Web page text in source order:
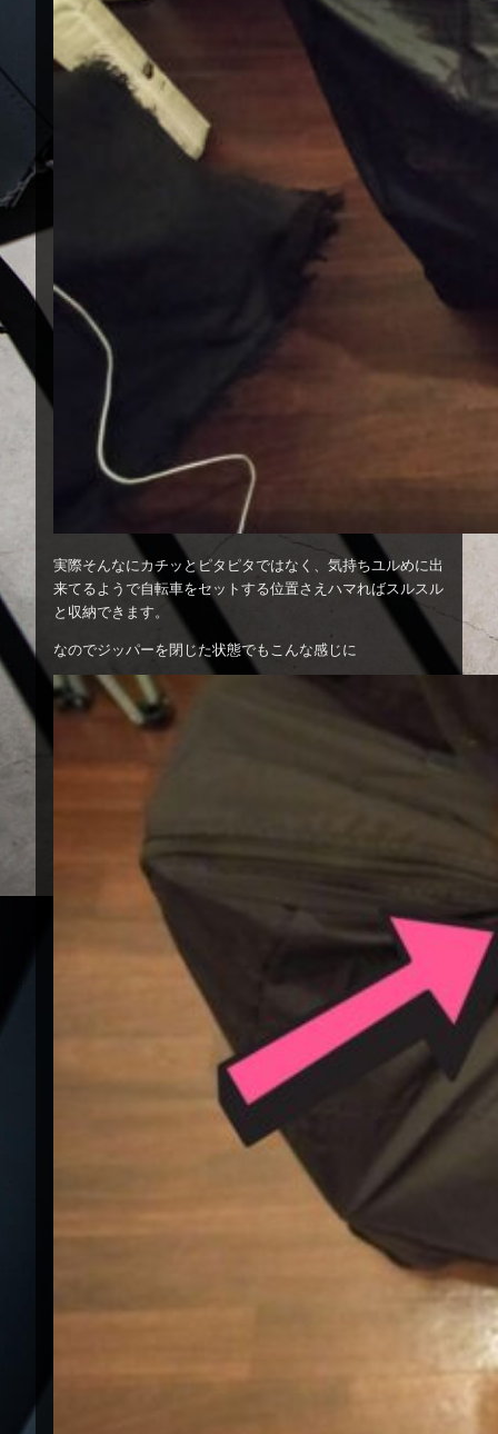
実際そんなにカチッとピタピタではなく、気持ちユルめに出
来てるようで自転車をセットする位置さえハマればスルスル
と収納できます。
なのでジッパーを閉じた状態でもこんな感じに